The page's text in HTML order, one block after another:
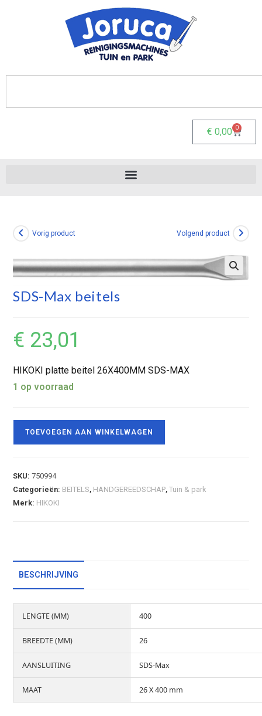
€ 0,00 0
Vorig product Volgend product
SDS-Max beitels
€ 23,01
HIKOKI platte beitel 26X400MM SDS-MAX
1 op voorraad
TOEVOEGEN AAN WINKELWAGEN
SKU:750994
Categorieën: BEITELS, HANDGEREEDSCHAP,Tuin & park
Merk: HIKOKI
BESCHRIJVING
LENGTE (MM) 400
BREEDTE (MM) 26
AANSLUITING SDS-Max
MAAT 26 X 400 mm